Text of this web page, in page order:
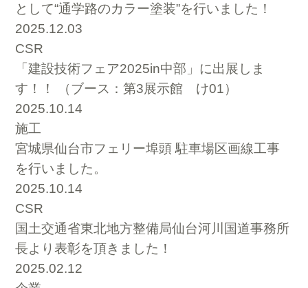
として“通学路のカラー塗装”を行いました！
2025.12.03
CSR
「建設技術フェア2025in中部」に出展しま
す！！ （ブース：第3展示館 け01）
2025.10.14
施工
宮城県仙台市フェリー埠頭 駐車場区画線工事
を行いました。
2025.10.14
CSR
国土交通省東北地方整備局仙台河川国道事務所
長より表彰を頂きました！
2025.02.12